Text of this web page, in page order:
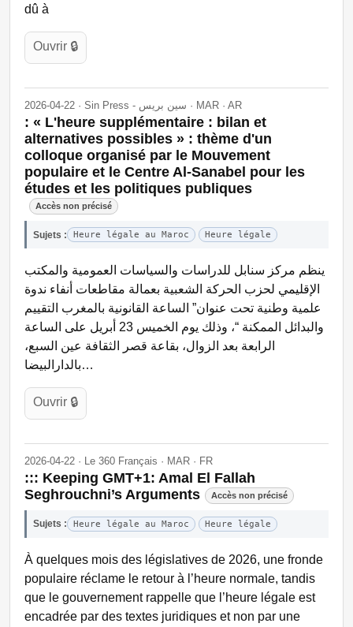
dû à
Ouvrir 🔒
2026-04-22 · Sin Press - سين بريس · MAR · AR
: « L'heure supplémentaire : bilan et
alternatives possibles » : thème d'un
colloque organisé par le Mouvement
populaire et le Centre Al-Sanabel pour les
études et les politiques publiques
Accès non précisé
Sujets : Heure légale au Maroc Heure légale
ينظم مركز سنابل للدراسات والسياسات العمومية والمكتب
الإقليمي لحزب الحركة الشعبية بعمالة مقاطعات أنفاء ندوة
علمية وطنية تحت عنوان” الساعة القانونية بالمغرب التقييم
والبدائل الممكنة “، وذلك يوم الخميس 23 أبريل على الساعة
الرابعة بعد الزوال، بقاعة قصر الثقافة عين السبع،
بالدارالبيضا…
Ouvrir 🔒
2026-04-22 · Le 360 Français · MAR · FR
::: Keeping GMT+1: Amal El Fallah
Seghrouchni’s Arguments
Accès non précisé
Sujets : Heure légale au Maroc Heure légale
À quelques mois des législatives de 2026, une fronde
populaire réclame le retour à l’heure normale, tandis
que le gouvernement rappelle que l’heure légale est
encadrée par des textes juridiques et non par une